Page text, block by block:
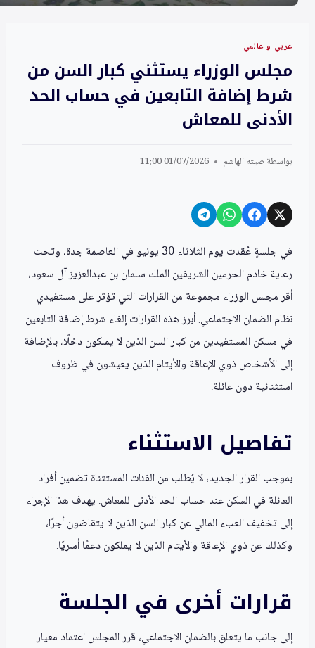
عربي و عالمي
مجلس الوزراء يستثني كبار السن من
شرط إضافة التابعين في حساب الحد
الأدنى للمعاش
بواسطة صيته الهاشم 01/07/2026 11:00
في جلسةٍ عُقدت يوم الثلاثاء 30 يونيو في العاصمة جدة، وتحت
رعاية خادم الحرمين الشريفين الملك سلمان بن عبدالعزيز آل سعود،
أقر مجلس الوزراء مجموعة من القرارات التي تؤثر على مستفيدي
نظام الضمان الاجتماعي. أبرز هذه القرارات إلغاء شرط إضافة التابعين
في مسكن المستفيدين من كبار السن الذين لا يملكون دخلًا، بالإضافة
إلى الأشخاص ذوي الإعاقة والأيتام الذين يعيشون في ظروف
استثنائية دون عائلة.
تفاصيل الاستثناء
بموجب القرار الجديد، لا يُطلب من الفئات المستثناة تضمين أفراد
العائلة في السكن عند حساب الحد الأدنى للمعاش. يهدف هذا الإجراء
إلى تخفيف العبء المالي عن كبار السن الذين لا يتقاضون أجرًا،
وكذلك عن ذوي الإعاقة والأيتام الذين لا يملكون دعمًا أسريًا.
قرارات أخرى في الجلسة
إلى جانب ما يتعلق بالضمان الاجتماعي، قرر المجلس اعتماد معيار